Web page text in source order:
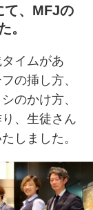
て、MFJの
。
イムがあ
の挿し方、
のかけ方、
、生徒さん
しました。